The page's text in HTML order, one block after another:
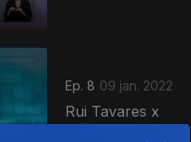
Ep. 8 09 jan. 2022
Rui Tavares x
Inês de Sousa